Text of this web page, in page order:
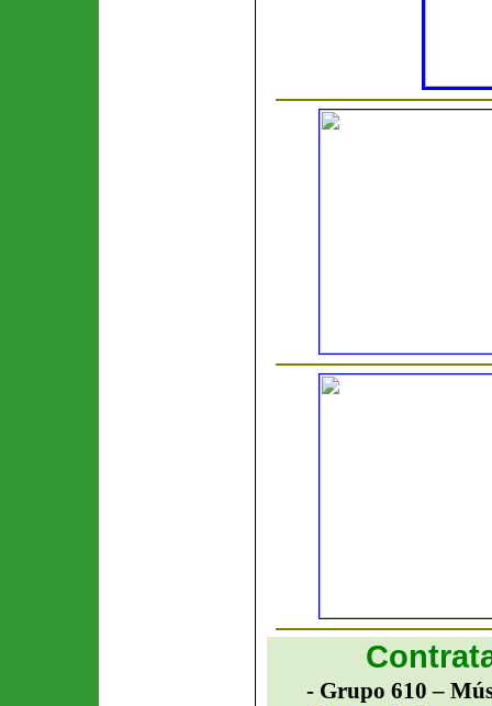
- Grupo 610 –